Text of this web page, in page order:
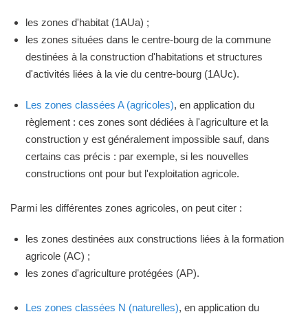
les zones d'habitat (1AUa) ;
les zones situées dans le centre-bourg de la commune
destinées à la construction d'habitations et structures
d'activités liées à la vie du centre-bourg (1AUc).
Les zones classées A (agricoles), en application du
règlement : ces zones sont dédiées à l'agriculture et la
construction y est généralement impossible sauf, dans
certains cas précis : par exemple, si les nouvelles
constructions ont pour but l'exploitation agricole.
Parmi les différentes zones agricoles, on peut citer :
les zones destinées aux constructions liées à la formation
agricole (AC) ;
les zones d'agriculture protégées (AP).
Les zones classées N (naturelles), en application du